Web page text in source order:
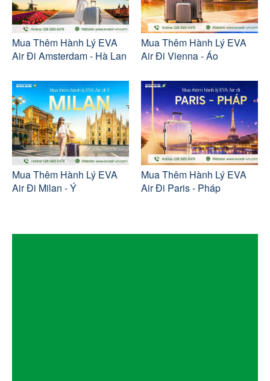
Mua Thêm Hành Lý EVA
Air Đi Amsterdam - Hà Lan
Mua Thêm Hành Lý EVA
Air Đi Vienna - Áo
Mua Thêm Hành Lý EVA
Air Đi Milan - Ý
Mua Thêm Hành Lý EVA
Air Đi Paris - Pháp